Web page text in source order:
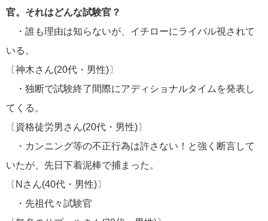
官。それはどんな試験官？
・誰も理由は知らないが、イチローにライバル視されて
いる。
〔神木さん(20代・男性)〕
・独断で試験終了間際にアディショナルタイムを発表し
てくる。
〔資格徒労男さん(20代・男性)〕
・カンニング等の不正行為は許さない！と強く断言して
いたが、先日下着泥棒で捕まった。
〔Nさん(40代・男性)〕
・先祖代々試験官